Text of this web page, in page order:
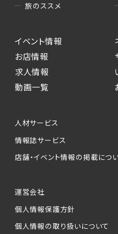
旅のススメ
イベント情報
お店情報
求人情報
動画一覧
人材サービス
情報誌サービス
店舗・イベント情報の掲載につ
運営会社
個人情報保護方針
個人情報の取り扱いについて